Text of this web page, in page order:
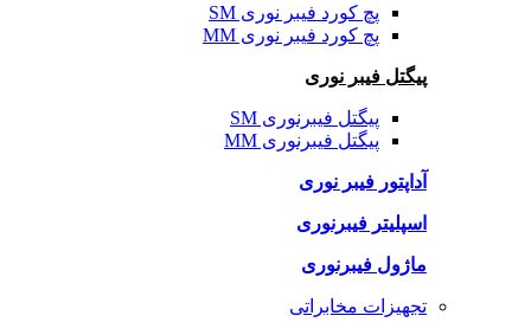
پچ کورد فیبر نوری SM
پچ کورد فیبر نوری MM
پیگتل فیبر نوری
پیگتل فیبرنوری SM
پیگتل فیبرنوری MM
آداپتور فیبر نوری
اسپلیتر فیبرنوری
ماژول فیبرنوری
تجهیزات مخابراتی